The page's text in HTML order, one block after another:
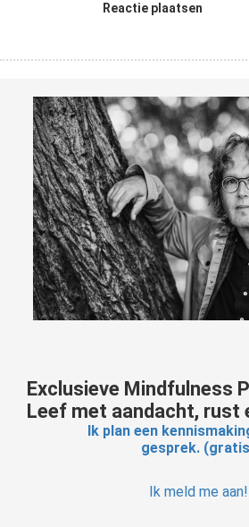
Reactie plaatsen
Exclusieve Mindfulness
Leef met aandacht, rust
Ik plan een
gesprek.
Ik meld me aan!